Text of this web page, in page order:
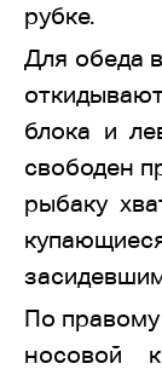
рубке.
Для обеда
блока и
свободен
рыбаку
По
носовой